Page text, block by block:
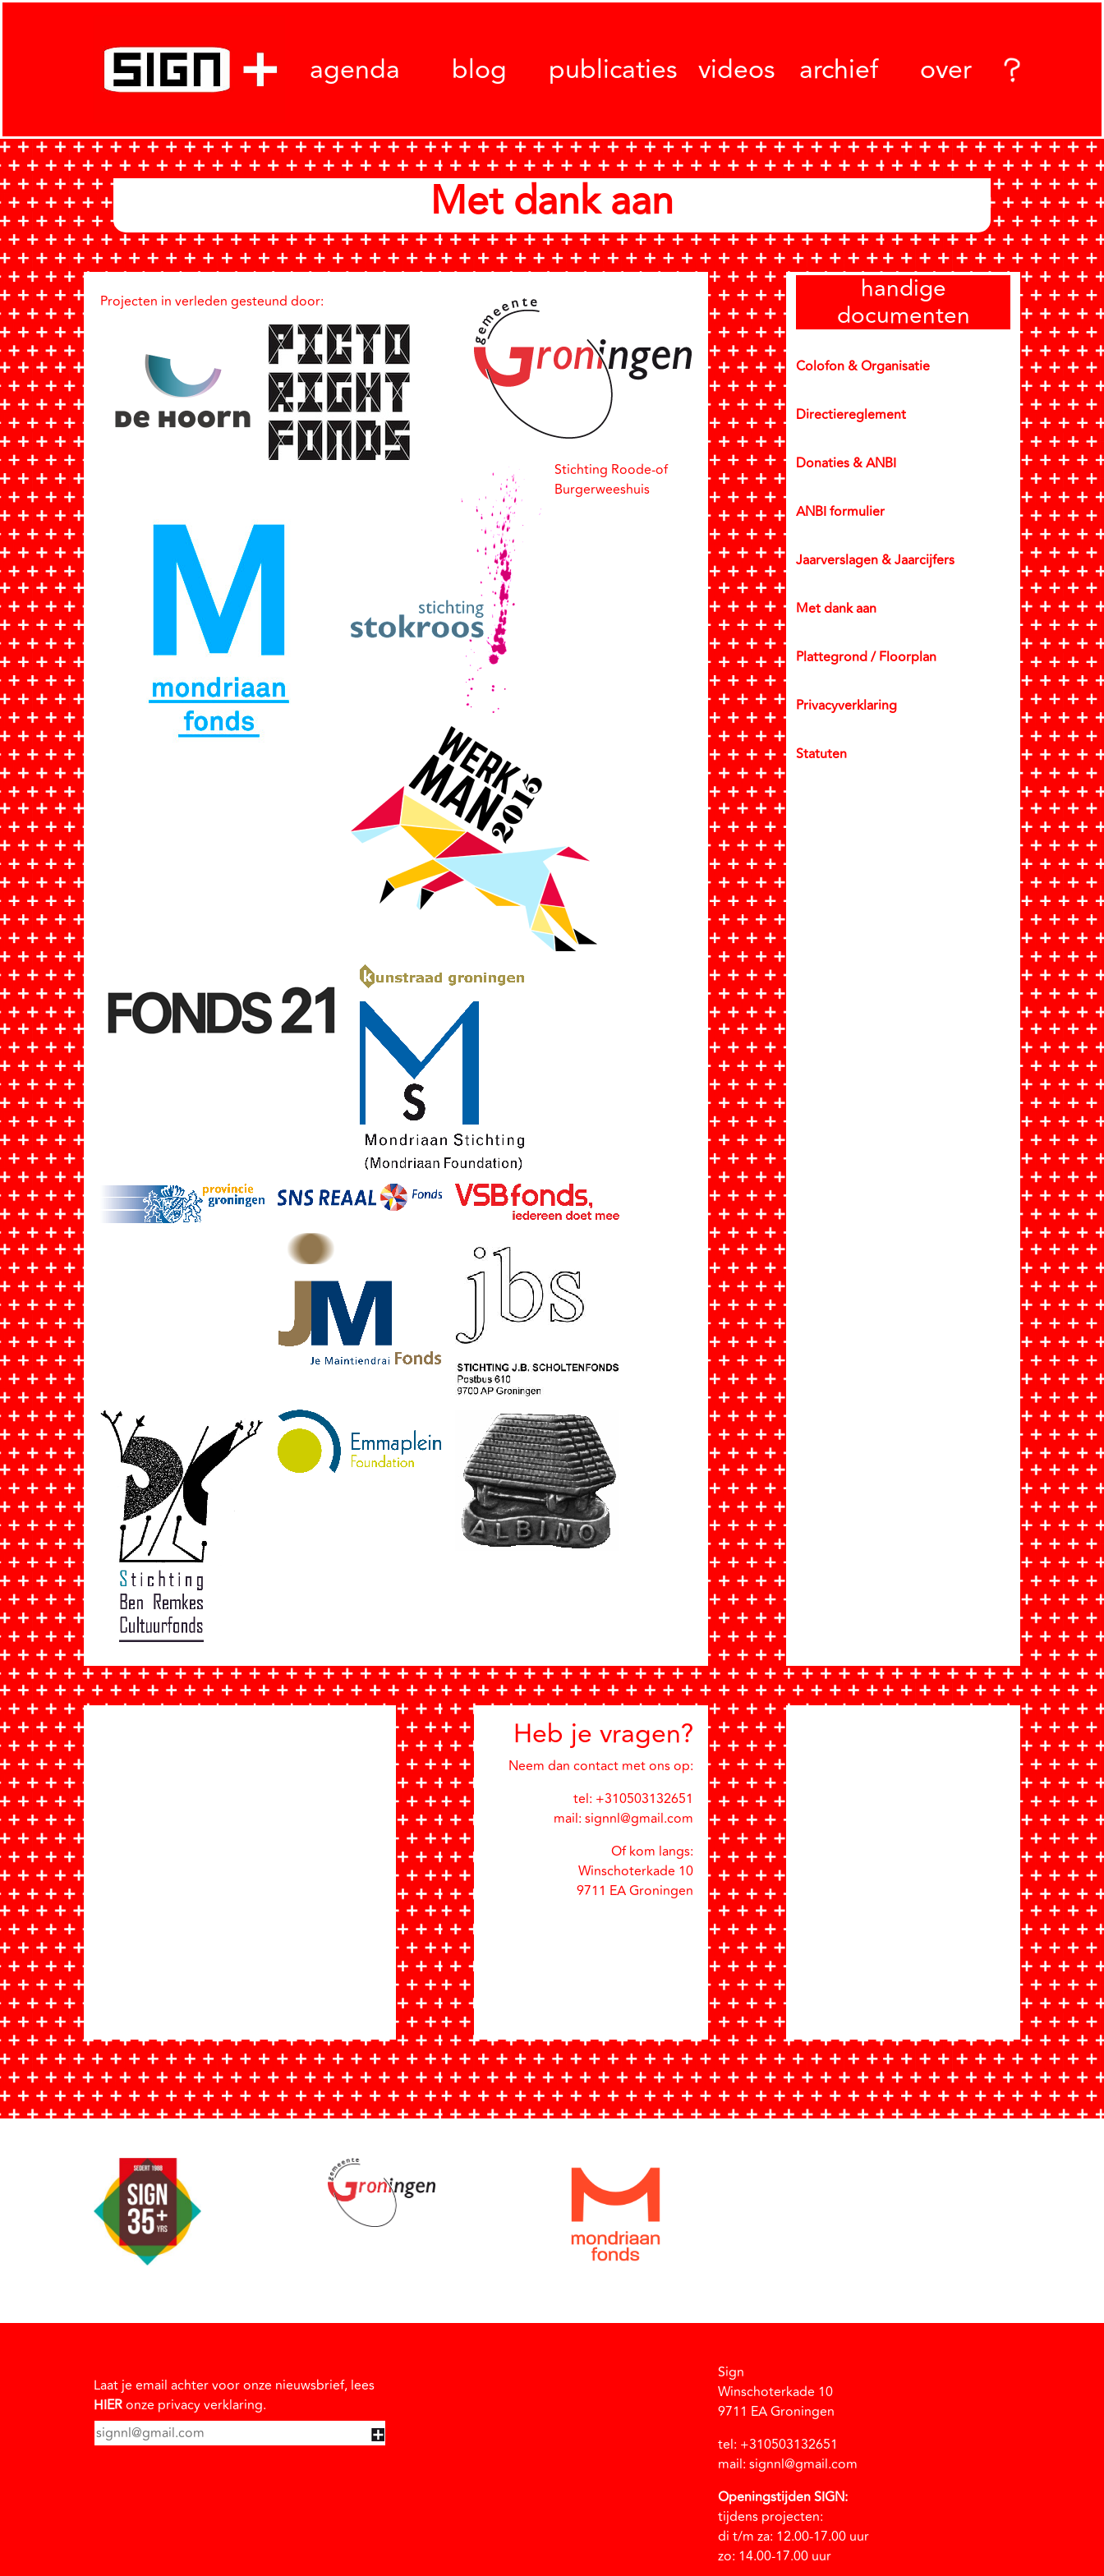
agenda blog publicaties videos archief over
Met dank aan
Projecten in verleden gesteund door:
Stichting Roode-of
Burgerweeshuis
handige
documenten
Colofon & Organisatie
Directiereglement
Donaties & ANBI
ANBI formulier
Jaarverslagen & Jaarcijfers
Met dank aan
Plattegrond / Floorplan
Privacyverklaring
Statuten
Heb je vragen?
Neem dan contact met ons op:
tel: +310503132651
mail: signnl@gmail.com
Of kom langs:
Winschoterkade 10
9711 EA Groningen
Laat je email achter voor onze nieuwsbrief, lees
HIERonze privacy verklaring.
Sign
Winschoterkade 10
9711 EA Groningen
tel: +310503132651
mail: signnl@gmail.com
Openingstijden SIGN:
tijdens projecten:
di t/m za: 12.00-17.00 uur
zo: 14.00-17.00 uur